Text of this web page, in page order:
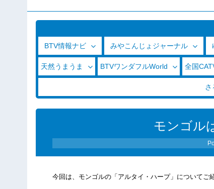
BTV情報ナビ みやこんじょジャーナル
天然うまうま BTVワンダフルWorld 全国
さ
モンゴル
今回は、モンゴルの「アルタイ・ハープ」についてご